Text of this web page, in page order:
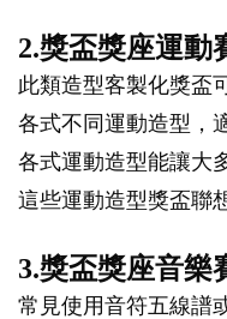
2.獎盃獎座運動
此類造型客製化獎盃
各式不同運動造型，
各式運動造型能讓大
這些運動造型獎盃聯
3.獎盃獎座音樂
常見使用音符五線譜